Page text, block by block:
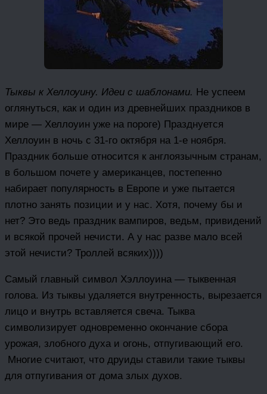
Тыквы к Хеллоуину. Идеи с шаблонами. Не успеем
оглянуться, как и один из древнейших праздников в
мире — Хеллоуин уже на пороге) Празднуется
Хеллоуин в ночь с 31-го октября на 1-е ноября.
Праздник больше относится к англоязычным странам,
в большом почете у американцев, постепенно
набирает популярность в Европе и уже пытается
плотно занять позиции и у нас. Хотя, почему бы и
нет? Это ведь праздник вампиров, ведьм, привидений
и всякой прочей нечисти. А у нас разве мало всей
этой нечисти? Троллей всяких))))
Самый главный символ Хэллоуина — тыквенная
голова. Из тыквы удаляется внутренность, вырезается
лицо и внутрь вставляется свеча. Тыква
символизирует одновременно окончание сбора
урожая, злобного духа и огонь, отпугивающий его.
Многие считают, что друиды ставили такие тыквы
для отпугивания от дома злых духов.